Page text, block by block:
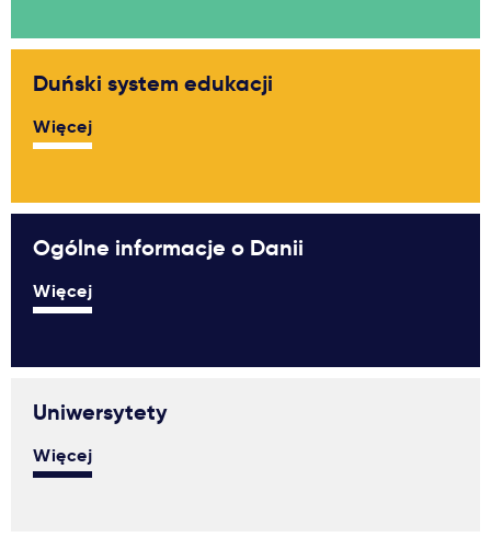
Duński system edukacji
Więcej
Ogólne informacje o Danii
Więcej
Uniwersytety
Więcej